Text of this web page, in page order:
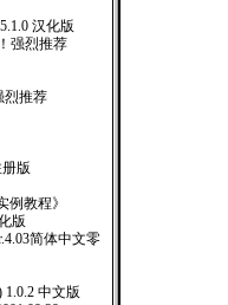
汉化版
强烈推荐
烈推荐
版
例教程》
版
简体中文零
1.0.2 中文版